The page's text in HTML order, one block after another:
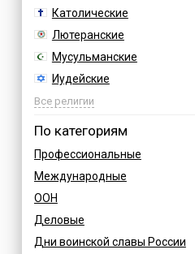
Босния
Бразилия
Великобритания
Венгрия
Вьетнам
Германия
Католические
Лютеранские
Мусульманские
Иудейские
Буддийские
Все религии
По категориям
Профессиональные
Международные
ООН
Деловые
Дни воинской славы России